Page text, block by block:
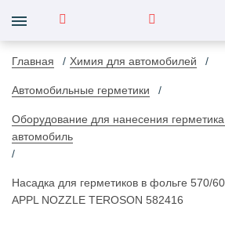
Главная Химия для автомобилей
Автомобильные герметики
Оборудование для нанесения
автомобиль
Насадка для герметиков в фольге 570/
APPL NOZZLE TEROSON 582416